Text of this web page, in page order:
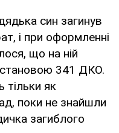
син загинув
і при оформленні
що на ній
341 ДКО.
тільки як
поки не знайшли
загиблого